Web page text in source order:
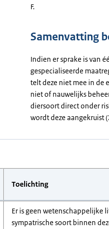
F.
Samenvatting
Indien er sprake is van
gespecialiseerde
telt deze niet mee in de
niet of nauwelijks
diersoort direct onder
wordt deze aangekruist
Toelichting
Er is geen wetenschappelijke
sympatrische soort binnen